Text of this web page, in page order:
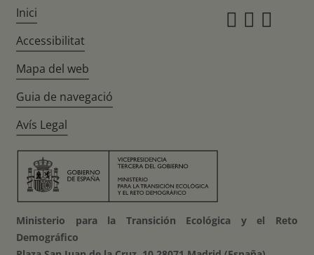
Inici
Accessibilitat
Mapa del web
Guia de navegació
Avís Legal
Ministerio para la Transición Ecológica y el Reto
Demográfico